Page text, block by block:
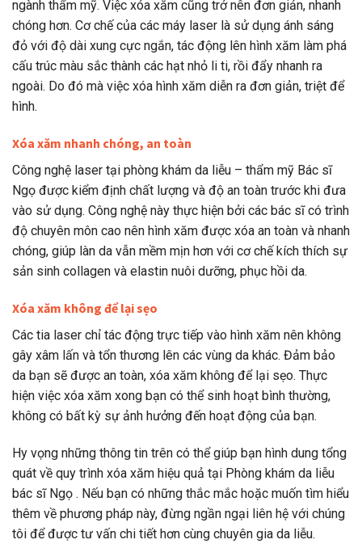
ngành thẩm mỹ. Việc xóa xăm cũng trở nên đơn giản, nhanh
chóng hơn. Cơ chế của các máy laser là sử dụng ánh sáng
đỏ với độ dài xung cực ngắn, tác động lên hình xăm làm phá
cấu trúc màu sắc thành các hạt nhỏ li ti, rồi đẩy nhanh ra
ngoài. Do đó mà việc xóa hình xăm diễn ra đơn giản, triệt để
hình.
Xóa xăm nhanh chóng, an toàn
Công nghệ laser tại phòng khám da liễu – thẩm mỹ Bác sĩ
Ngọ được kiểm định chất lượng và độ an toàn trước khi đưa
vào sử dụng. Công nghệ này thực hiện bởi các bác sĩ có trình
độ chuyên môn cao nên hình xăm được xóa an toàn và nhanh
chóng, giúp làn da vẫn mềm mịn hơn với cơ chế kích thích sự
sản sinh collagen và elastin nuôi dưỡng, phục hồi da.
Xóa xăm không để lại sẹo
Các tia laser chỉ tác động trực tiếp vào hình xăm nên không
gây xâm lấn và tổn thương lên các vùng da khác. Đảm bảo
da bạn sẽ được an toàn, xóa xăm không để lại sẹo. Thực
hiện việc xóa xăm xong bạn có thể sinh hoạt bình thường,
không có bất kỳ sự ảnh hưởng đến hoạt động của bạn.
Hy vọng những thông tin trên có thể giúp bạn hình dung tổng
quát về quy trình xóa xăm hiệu quả tại Phòng khám da liễu
bác sĩ Ngọ . Nếu bạn có những thắc mắc hoặc muốn tìm hiểu
thêm về phương pháp này, đừng ngần ngại liên hệ với chúng
tôi để được tư vấn chi tiết hơn cùng chuyên gia da liễu.